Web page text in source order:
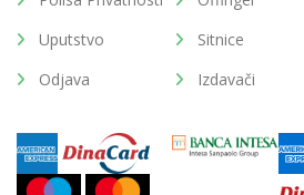
Uputstvo
Odjava
Sitnice
Izdavači